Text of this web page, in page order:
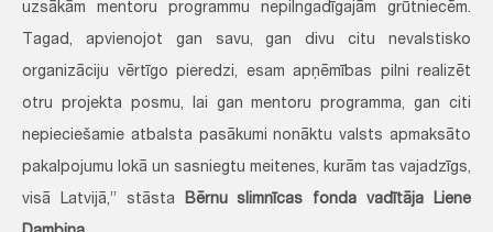
uzsākām mentoru programmu nepilngadīgajām grūtniecēm.
Tagad, apvienojot gan savu, gan divu citu nevalstisko
organizāciju vērtīgo pieredzi, esam apņēmības pilni realizēt
otru projekta posmu, lai gan mentoru programma, gan citi
nepieciešamie atbalsta pasākumi nonāktu valsts apmaksāto
pakalpojumu lokā un sasniegtu meitenes, kurām tas vajadzīgs,
visā Latvijā,” stāsta Bērnu slimnīcas fonda vadītāja Liene